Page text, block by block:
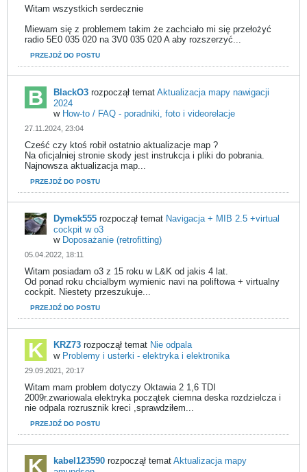
Witam wszystkich serdecznie
Miewam się z problemem takim że zachciało mi się przełożyć
radio 5E0 035 020 na 3V0 035 020 A aby rozszerzyć...
PRZEJDŹ DO POSTU
BlackO3 rozpoczął temat Aktualizacja mapy nawigacji
2024
w How-to / FAQ - poradniki, foto i videorelacje
27.11.2024, 23:04
Cześć czy ktoś robił ostatnio aktualizacje map ?
Na oficjalniej stronie skody jest instrukcja i pliki do pobrania.
Najnowsza aktualizacja map...
PRZEJDŹ DO POSTU
Dymek555 rozpoczął temat Navigacja + MIB 2.5 +virtual
cockpit w o3
w Doposażanie (retrofitting)
05.04.2022, 18:11
Witam posiadam o3 z 15 roku w L&K od jakis 4 lat.
Od ponad roku chcialbym wymienic navi na poliftowa + virtualny
cockpit. Niestety przeszukuje...
PRZEJDŹ DO POSTU
KRZ73 rozpoczął temat Nie odpala
w Problemy i usterki - elektryka i elektronika
29.09.2021, 20:17
Witam mam problem dotyczy Oktawia 2 1,6 TDI
2009r.zwariowala elektryka początek ciemna deska rozdzielcza i
nie odpala rozrusznik kreci ,sprawdziłem...
PRZEJDŹ DO POSTU
kabel123590 rozpoczął temat Aktualizacja mapy